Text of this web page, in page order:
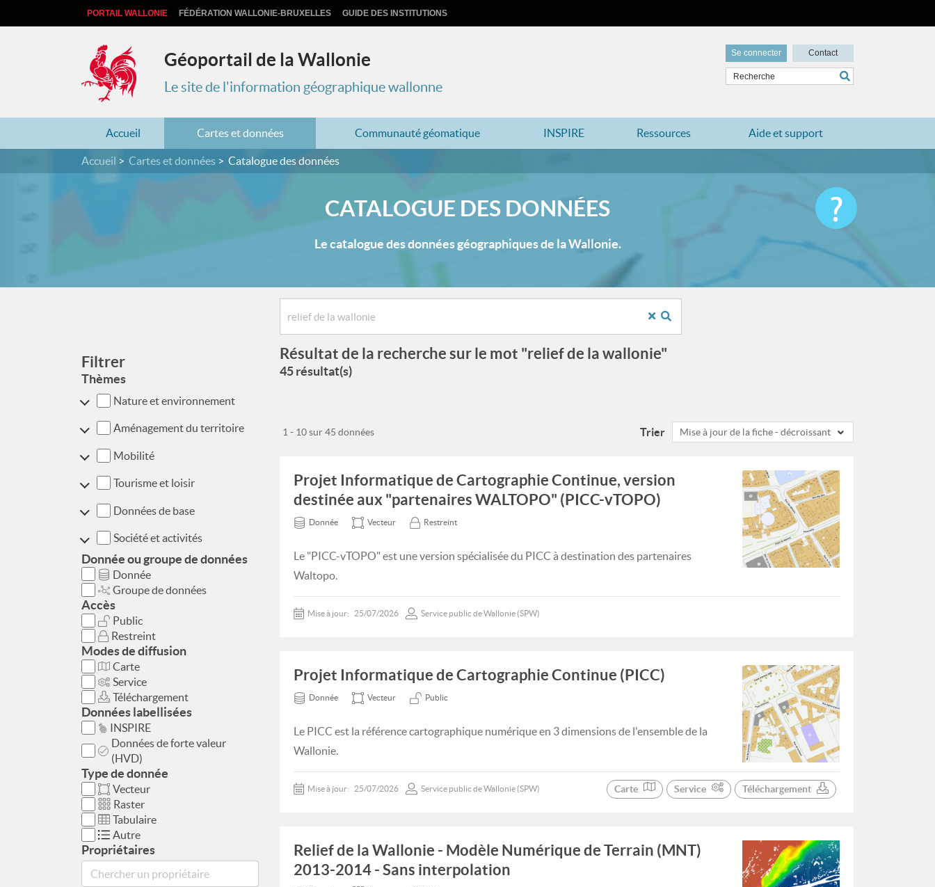
PORTAIL WALLONIE FÉDÉRATION WALLONIE-BRUXELLES GUIDE DES INSTITUTIONS
Géoportail de la Wallonie
Le site de l'information géographique wallonne
Se connecter Contact
Accueil Cartes et données Communauté géomatique INSPIRE Ressources Aide et support
Accueil Cartes et données Catalogue des données
CATALOGUE DES DONNÉES
Le catalogue des données géographiques de la Wallonie.
Filtrer
Thèmes
Nature et environnement
Aménagement du territoire
Mobilité
Tourisme et loisir
Données de base
Société et activités
Donnée ou groupe de données
Donnée
Groupe de données
Accès
Public
Restreint
Modes de diffusion
Carte
Service
Téléchargement
Données labellisées
INSPIRE
Données de forte valeur
(HVD)
Type de donnée
Vecteur
Raster
Tabulaire
Autre
Propriétaires
Résultat de la recherche sur le mot "relief de la wallonie"
45 résultat(s)
Trier Mise à jour de la fiche - décroissant
1 - 10 sur 45 données
Projet Informatique de Cartographie Continue, version
destinée aux "partenaires WALTOPO" (PICC-vTOPO)
Donnée Vecteur Restreint
Le "PICC-vTOPO" est une version spécialisée du PICC à destination des partenaires
Waltopo.
Mise à jour: 25/07/2026 Service public de Wallonie (SPW)
Projet Informatique de Cartographie Continue (PICC)
Donnée Vecteur Public
Le PICC est la référence cartographique numérique en 3 dimensions de l'ensemble de la
Wallonie.
Mise à jour: 25/07/2026 Service public de Wallonie (SPW) Carte Service Téléchargement
Relief de la Wallonie - Modèle Numérique de Terrain (MNT)
2013-2014 - Sans interpolation